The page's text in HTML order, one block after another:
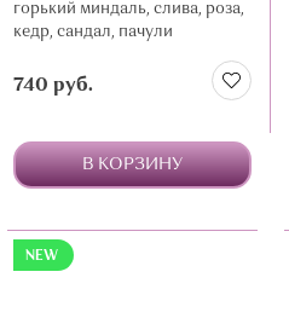
горький миндаль, слива, роза,
кедр, сандал, пачули
740 руб.
В КОРЗИНУ
NEW